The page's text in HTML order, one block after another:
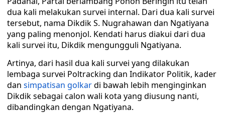
dua kali melakukan survei internal. Dari dua kali survei
tersebut, nama Dikdik S. Nugrahawan dan Ngatiyana
yang paling menonjol. Kendati harus diakui dari dua
kali survei itu, Dikdik mengungguli Ngatiyana.
Artinya, dari hasil dua kali survei yang dilakukan
lembaga survei Poltracking dan Indikator Politik, kader
dan simpatisan golkardi bawah lebih menginginkan
Dikdik sebagai calon wali kota yang diusung nanti,
dibandingkan dengan Ngatiyana.